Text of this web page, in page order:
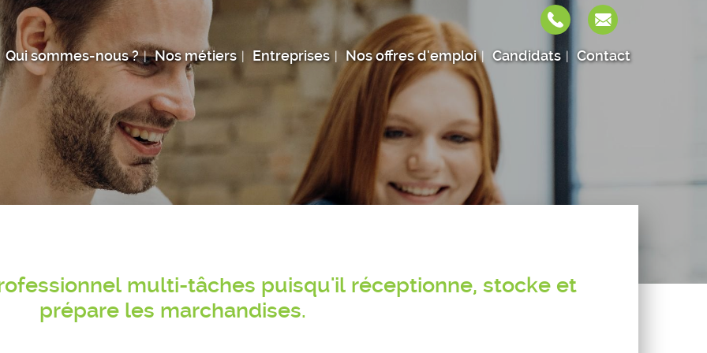
Qui sommes-nous ? Nos métiers Entreprises Nos offres d'emploi Candidats Contact
multi-tâches puisqu'il réceptionne, stocke et
prépare les marchandises.